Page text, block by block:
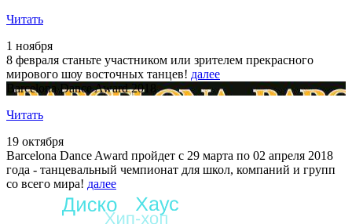
Читать
1 ноября
8 февраля станьте участником или зрителем прекрасного
мирового шоу восточных танцев! далее
Barcelona Dance Award 2018
Читать
19 октября
Barcelona Dance Award пройдет с 29 марта по 02 апреля 2018
года - танцевальный чемпионат для школ, компаний и групп
со всего мира! далее